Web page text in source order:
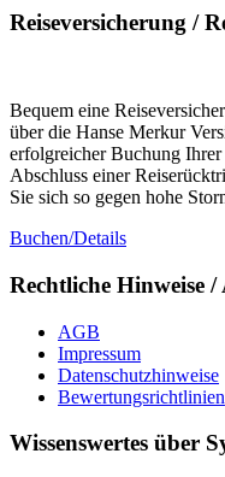
Reiseversicherung /
Bequem eine
über die Hanse Merkur
erfolgreicher Buchung
Abschluss einer
Sie sich so gegen hohe
Buchen/Details
Rechtliche Hinweise /
AGB
Impressum
Datenschutzhinweise
Bewertungsrichtlinien
Wissenswertes über